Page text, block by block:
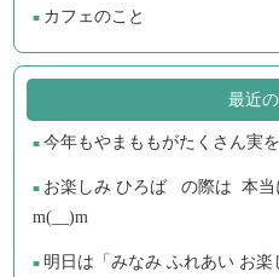
カフェのこと
最近
今年もやまももがたくさん実
お楽しみ ひろば の際は 本当
m(__)m
明日は「みなみ ふれあい お楽